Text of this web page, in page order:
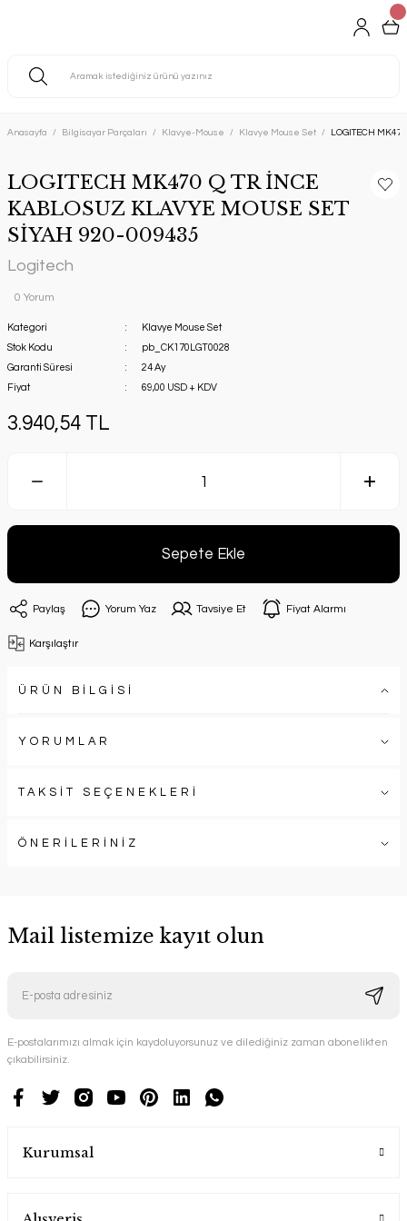
Anasayfa Bilgisayar Parçaları Klavye-Mouse Klavye Mouse Set LOGITECH
LOGITECH MK470 Q TR İNCE
KABLOSUZ KLAVYE MOUSE SET
SİYAH 920-009435
Logitech
0 Yorum
Kategori
Klavye Mouse Set
Stok Kodu
pb_CK170LGT0028
Garanti Süresi
24 Ay
Fiyat
69,00 USD + KDV
3.940,54 TL
Sepete Ekle
Paylaş Yorum Yaz Tavsiye Et Fiyat Alarmı
Karşılaştır
ÜRÜN BİLGİSİ
YORUMLAR
TAKSİT SEÇENEKLERİ
ÖNERİLERİNİZ
Mail listemize kayıt olun
E-postalarımızı almak için kaydoluyorsunuz ve dilediğiniz zaman abonelikten
çıkabilirsiniz.
Kurumsal